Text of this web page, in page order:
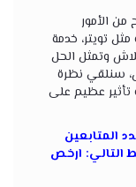
الأمور
تويتر، خدمة
وتمثل الحل
سنلقي نظرة
تأثير عظيم على
المتابعين
التالي: ارخص